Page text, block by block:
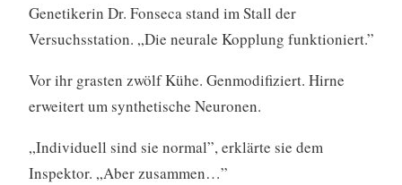
Genetikerin Dr. Fonseca stand im Stall der
Versuchsstation. „Die neurale Kopplung funktioniert.”
Vor ihr grasten zwölf Kühe. Genmodifiziert. Hirne
erweitert um synthetische Neuronen.
„Individuell sind sie normal”, erklärte sie dem
Inspektor. „Aber zusammen…”